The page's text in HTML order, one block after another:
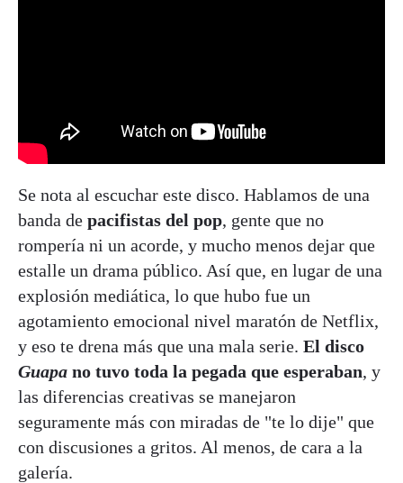
Se nota al escuchar este disco. Hablamos de una
banda de pacifistas del pop, gente que no
rompería ni un acorde, y mucho menos dejar que
estalle un drama público. Así que, en lugar de una
explosión mediática, lo que hubo fue un
agotamiento emocional nivel maratón de Netflix,
y eso te drena más que una mala serie. El disco
Guapa no tuvo toda la pegada que esperaban, y
las diferencias creativas se manejaron
seguramente más con miradas de "te lo dije" que
con discusiones a gritos. Al menos, de cara a la
galería.